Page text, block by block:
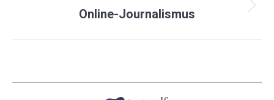
Next
Online-Journalismus